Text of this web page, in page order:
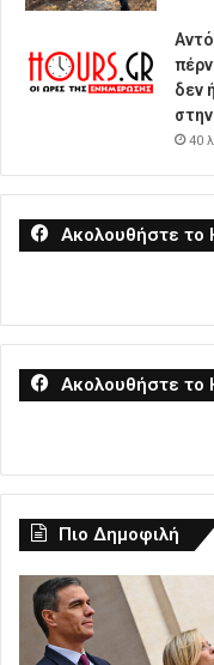
δεν
40
Ακολουθήστε το
Ακολουθήστε το
Πιο Δημοφιλή